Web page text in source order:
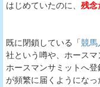
はじめていたのに、 残念
既に閉鎖している「競馬
社という噂や、ホースマ
ホースマンサミットへ
が頻繁に届くようにな